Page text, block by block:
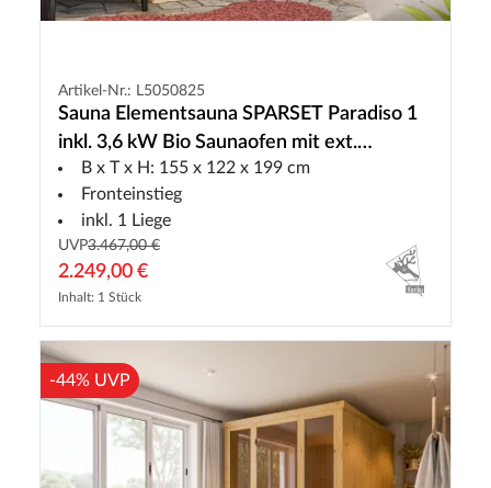
Artikel-Nr.: L5050825
Sauna Elementsauna SPARSET Paradiso 1
inkl. 3,6 kW Bio Saunaofen mit ext.
Steuerung
B x T x H: 155 x 122 x 199 cm
Fronteinstieg
inkl. 1 Liege
UVP3.467,00 €
2.249,00 €
Inhalt: 1 Stück
-44% UVP